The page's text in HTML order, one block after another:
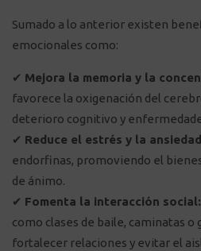
Sumado a lo anterior existen
emocionales como:
✔ Mejora la memoria y la
favorece la oxigenación del
deterioro cognitivo y
✔ Reduce el estrés y la
endorfinas, promoviendo el
de ánimo.
✔ Fomenta la interacción social:
como clases de baile, caminatas o
fortalecer relaciones y evitar el